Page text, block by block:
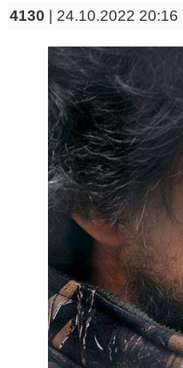
4130 | 24.10.2022 20:16 |